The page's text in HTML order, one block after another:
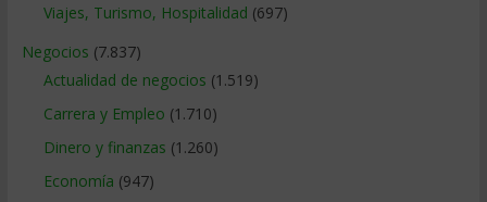
Viajes, Turismo, Hospitalidad (697)
Negocios (7.837)
Actualidad de negocios (1.519)
Carrera y Empleo (1.710)
Dinero y finanzas (1.260)
Economía (947)